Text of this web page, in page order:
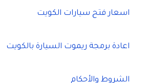
اسعار فتح سيارات الكويت
اعادة برمجة ريموت السيارة بالكويت
الشروط والأحكام